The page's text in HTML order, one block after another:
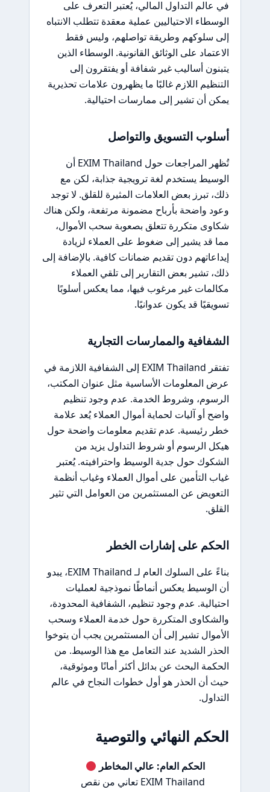
في عالم التداول المالي، يُعتبر التعرف على
الوسطاء الاحتياليين عملية معقدة تتطلب الانتباه
إلى سلوكهم وطريقة تواصلهم، وليس فقط
الاعتماد على الوثائق القانونية. الوسطاء الذين
يتبنون أساليب غير شفافة أو يفتقرون إلى
التنظيم اللازم غالبًا ما يظهرون علامات تحذيرية
يمكن أن تشير إلى ممارسات احتيالية.
أسلوب التسويق والتواصل
تُظهر المراجعات حول EXIM Thailand أن
الوسيط يستخدم لغة ترويجية جذابة، لكن مع
ذلك، تبرز بعض العلامات المثيرة للقلق. لا توجد
وعود واضحة بأرباح مضمونة مرتفعة، ولكن هناك
شكاوى متكررة تتعلق بصعوبة سحب الأموال،
مما قد يشير إلى ضغوط على العملاء لزيادة
إيداعاتهم دون تقديم ضمانات كافية. بالإضافة إلى
ذلك، تشير بعض التقارير إلى تلقي العملاء
مكالمات غير مرغوب فيها، مما يعكس أسلوبًا
تسويقيًا قد يكون عدوانيًا.
الشفافية والممارسات التجارية
تفتقر EXIM Thailand إلى الشفافية اللازمة في
عرض المعلومات الأساسية مثل عنوان المكتب،
الرسوم، وشروط الخدمة. عدم وجود تنظيم
واضح أو آليات لحماية أموال العملاء يُعد علامة
خطر رئيسية. عدم تقديم معلومات واضحة حول
هيكل الرسوم أو شروط التداول يزيد من
الشكوك حول جدية الوسيط واحترافيته. يُعتبر
غياب التأمين على أموال العملاء وغياب أنظمة
التعويض عن المستثمرين من العوامل التي تثير
القلق.
الحكم على إشارات الخطر
بناءً على السلوك العام لـ EXIM Thailand، يبدو
أن الوسيط يعكس أنماطًا نموذجية لعمليات
احتيالية. عدم وجود تنظيم، الشفافية المحدودة،
والشكاوى المتكررة حول خدمة العملاء وسحب
الأموال تشير إلى أن المستثمرين يجب أن يتوخوا
الحذر الشديد عند التعامل مع هذا الوسيط. من
الحكمة البحث عن بدائل أكثر أمانًا وموثوقية،
حيث أن الحذر هو أول خطوات النجاح في عالم
التداول.
الحكم النهائي والتوصية
الحكم العام: عالي المخاطر
EXIM Thailand تعاني من نقص